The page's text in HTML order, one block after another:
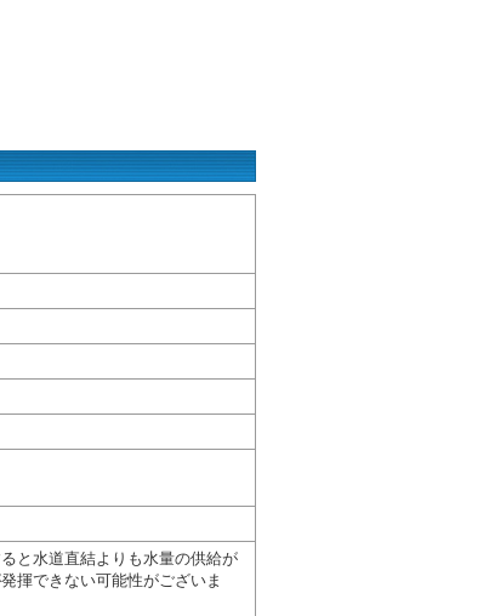
と水道直結よりも水量の供給が
揮できない可能性がございま